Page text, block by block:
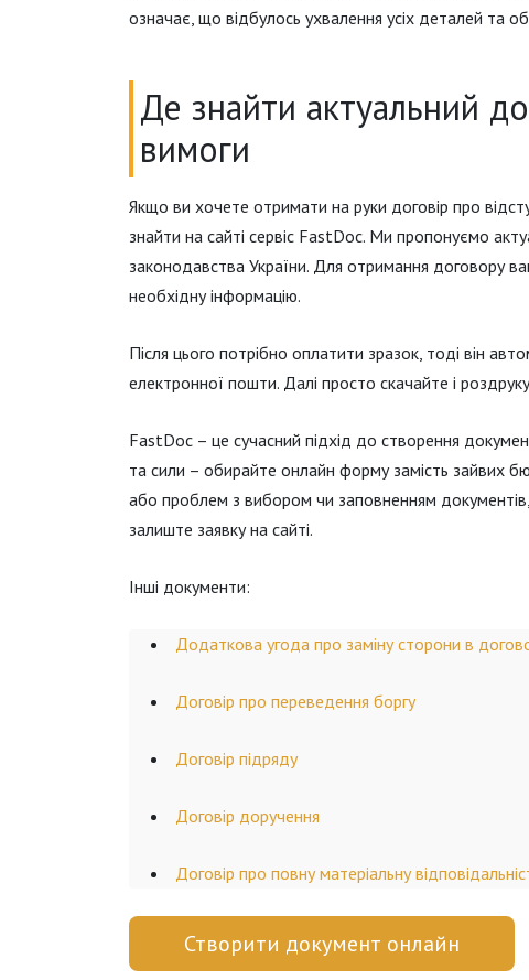
означає, що відбулось ухвалення усіх деталей та
Де знайти актуальний
вимоги
Якщо ви хочете отримати на руки договір про
знайти на сайті сервіс FastDoc. Ми пропонуємо
законодавства України. Для отримання договору
необхідну інформацію.
Після цього потрібно оплатити зразок, тоді він
електронної пошти. Далі просто скачайте і
FastDoc – це сучасний підхід до створення
та сили – обирайте онлайн форму замість зайвих
або проблем з вибором чи заповненням
залиште заявку на сайті.
Інші документи:
Додаткова угода про заміну сторони в
Договір про переведення боргу
Договір підряду
Договір доручення
Договір про повну матеріальну
Створити документ онлайн